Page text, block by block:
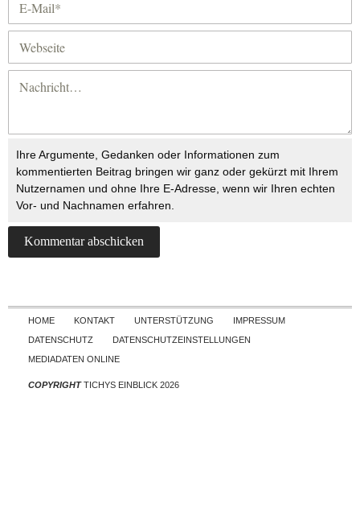
Ihre Argumente, Gedanken oder Informationen zum
kommentierten Beitrag bringen wir ganz oder gekürzt mit Ihrem
Nutzernamen und ohne Ihre E-Adresse, wenn wir Ihren echten
Vor- und Nachnamen erfahren.
Skip to content
HOME KONTAKT UNTERSTÜTZUNG
IMPRESSUM
DATENSCHUTZ
DATENSCHUTZEINSTELLUNGEN
MEDIADATEN ONLINE
COPYRIGHTTICHYS EINBLICK 2026